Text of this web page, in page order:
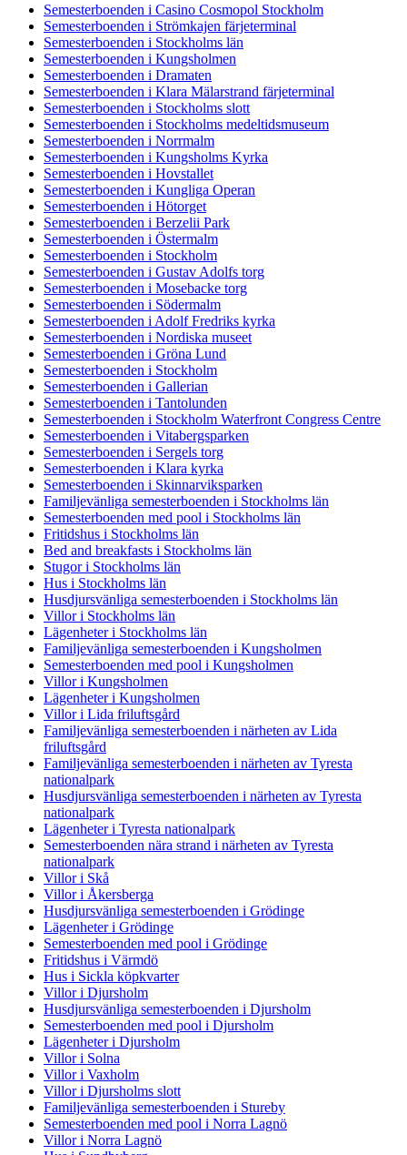
Semesterboenden i Casino Cosmopol Stockholm
Semesterboenden i Strömkajen färjeterminal
Semesterboenden i Stockholms län
Semesterboenden i Kungsholmen
Semesterboenden i Dramaten
Semesterboenden i Klara Mälarstrand färjeterminal
Semesterboenden i Stockholms slott
Semesterboenden i Stockholms medeltidsmuseum
Semesterboenden i Norrmalm
Semesterboenden i Kungsholms Kyrka
Semesterboenden i Hovstallet
Semesterboenden i Kungliga Operan
Semesterboenden i Hötorget
Semesterboenden i Berzelii Park
Semesterboenden i Östermalm
Semesterboenden i Stockholm
Semesterboenden i Gustav Adolfs torg
Semesterboenden i Mosebacke torg
Semesterboenden i Södermalm
Semesterboenden i Adolf Fredriks kyrka
Semesterboenden i Nordiska museet
Semesterboenden i Gröna Lund
Semesterboenden i Stockholm
Semesterboenden i Gallerian
Semesterboenden i Tantolunden
Semesterboenden i Stockholm Waterfront Congress Centre
Semesterboenden i Vitabergsparken
Semesterboenden i Sergels torg
Semesterboenden i Klara kyrka
Semesterboenden i Skinnarviksparken
Familjevänliga semesterboenden i Stockholms län
Semesterboenden med pool i Stockholms län
Fritidshus i Stockholms län
Bed and breakfasts i Stockholms län
Stugor i Stockholms län
Hus i Stockholms län
Husdjursvänliga semesterboenden i Stockholms län
Villor i Stockholms län
Lägenheter i Stockholms län
Familjevänliga semesterboenden i Kungsholmen
Semesterboenden med pool i Kungsholmen
Villor i Kungsholmen
Lägenheter i Kungsholmen
Villor i Lida friluftsgård
Familjevänliga semesterboenden i närheten av Lida
friluftsgård
Familjevänliga semesterboenden i närheten av Tyresta
nationalpark
Husdjursvänliga semesterboenden i närheten av Tyresta
nationalpark
Lägenheter i Tyresta nationalpark
Semesterboenden nära strand i närheten av Tyresta
nationalpark
Villor i Skå
Villor i Åkersberga
Husdjursvänliga semesterboenden i Grödinge
Lägenheter i Grödinge
Semesterboenden med pool i Grödinge
Fritidshus i Värmdö
Hus i Sickla köpkvarter
Villor i Djursholm
Husdjursvänliga semesterboenden i Djursholm
Semesterboenden med pool i Djursholm
Lägenheter i Djursholm
Villor i Solna
Villor i Vaxholm
Villor i Djursholms slott
Familjevänliga semesterboenden i Stureby
Semesterboenden med pool i Norra Lagnö
Villor i Norra Lagnö